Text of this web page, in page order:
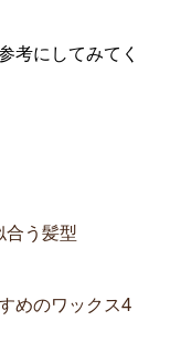
考にしてみてく
う髪型
めのワックス4